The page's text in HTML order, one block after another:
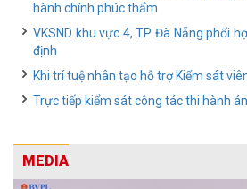
hành chính phúc thẩm
VKSND khu vực 4, TP Đà Nẵng phối
định
Khi trí tuệ nhân tạo hỗ trợ Kiểm sát
Trực tiếp kiểm sát công tác thi hành
MEDIA